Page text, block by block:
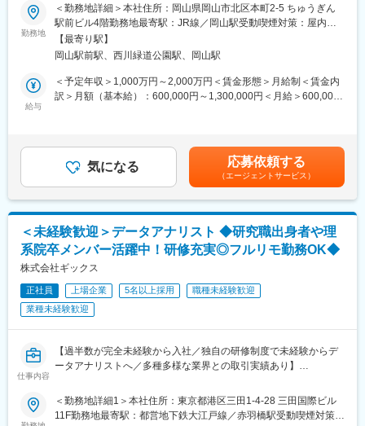
地域特有の産業構造と課題への対応など
＜当社のプロジェクト実例＞
https://www.ccube-consulting.co.jp/case/
＜未経験からの入社の決め手＞
「市のデジタル政策立案・DX推進を担当する中で、地域活性化に
＜求人のポイント＞
・高レベルなマネージャーからの指導と、内部研修でのロジカル
シンキング研修など、成長機会が豊富。
・産学官金支援コミュニティーに参画し、大学や県内企業と共に
サポート。
・大手コンサルティング会社出身の上長と、非常に近い距離でコ
ンサル業務を行うことが可能。
＜キャリアパスについて＞
アソシエイト→シニアアソシエイト→マネージャー→シニアマネ
ージャー→プリンシパル
変更の範囲：会社の定める業務
■ミッション：
プロジェクトマネージャーとして、地域が抱える多様な課題や地
域特有の状況に応じたソリューションの提供を通し、企業や自治
体、地域における課題に取り組み、ちゅうぎんグループの総合力
を生かしたコンサル支援をリーディングいただきます！
DX実行支援
SX実行支援
※支援後も顧客との長期的な関係性があります。
一辺倒なDX/SXの一元的な活用は、住民間の格差に影響を与える
可能性があります。インフラ整備やIT人材の不足、デジタルリテ
ラシーの低さに加え、特に地方の中小企業や自治体では、技術導
入への資金や知識が不足しており、効率化や地域経済の活性化が
進みにくい状況です。持続可能な開発目標(SDGs)を考慮したデジ
タル化が進んでいない点も大きな課題となっています。
人材の不足と移住・定住促進
地域特有の産業構造と課題への対応など
＜当社のプロジェクト実例＞
https://www.ccube-consulting.co.jp/case/
勤務地
＜勤務地詳細＞本社住所：岡山県岡山市北区本町2-5 ちゅうぎん
駅前ビル4階勤務地最寄駅：JR線／岡山駅受動喫煙対策：屋内全
面禁煙変更の範囲：無
【最寄り駅】
岡山駅前駅、西川緑道公園駅、岡山駅
給与
＜予定年収＞1,000万円～2,000万円＜賃金形態＞月給制＜賃金内
訳＞月額（基本給）：600,000円～1,300,000円＜月給＞600,000
安の金額であり、選考を通じて上下する可能性があります。月給
(月額)は固定手当を含めた表記です。
気になる 応募依頼する
（エージェントサービス）
＜未経験歓迎＞データアナリスト ◆研究職出身者や理
系院卒メンバー活躍中！研修充実◎フルリモ勤務OK◆
株式会社ギックス
正社員 上場企業 5名以上採用
職種未経験歓迎
業種未経験歓迎
仕事内容
【過半数が完全未経験から入社／独自の研修制度で未経験からデ
ータアナリストへ／多種多様な業界との取引実績あり】
データを活用して企業の業務課題を解決する当社にて、データア
ナリストを募集いたします。
＜勤務地詳細1＞本社住所：東京都港区三田1-4-28 三田国際ビル
11F勤務地最寄駅：都営地下鉄大江戸線／赤羽橋駅受動喫煙対策：